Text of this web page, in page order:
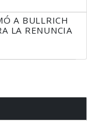
A BULLRICH
LA RENUNCIA